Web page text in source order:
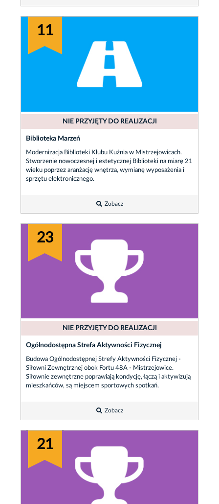
11
NIE PRZYJĘTY DO REALIZACJI
Biblioteka Marzeń
Modernizacja Biblioteki Klubu Kuźnia w Mistrzejowicach.
Stworzenie nowoczesnej i estetycznej Biblioteki na miarę 21
wieku poprzez aranżację wnętrza, wymianę wyposażenia i
sprzętu elektronicznego.
Zobacz
23
NIE PRZYJĘTY DO REALIZACJI
Ogólnodostępna Strefa Aktywności Fizycznej
Budowa Ogólnodostępnej Strefy Aktywności Fizycznej -
Siłowni Zewnętrznej obok Fortu 48A - Mistrzejowice.
Siłownie zewnętrzne poprawiają kondycję, łączą i aktywizują
mieszkańców, są miejscem sportowych spotkań.
Zobacz
21